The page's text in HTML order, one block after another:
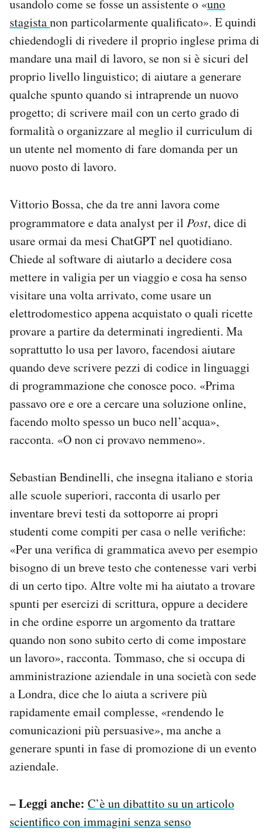
usandolo come se fosse un assistente o «uno
stagistanon particolarmente qualificato». E quindi
chiedendogli di rivedere il proprio inglese prima di
mandare una mail di lavoro, se non si è sicuri del
proprio livello linguistico; di aiutare a generare
qualche spunto quando si intraprende un nuovo
progetto; di scrivere mail con un certo grado di
formalità o organizzare al meglio il curriculum di
un utente nel momento di fare domanda per un
nuovo posto di lavoro.
Vittorio Bossa, che da tre anni lavora come
programmatore e data analyst per il Post, dice di
usare ormai da mesi ChatGPT nel quotidiano.
Chiede al software di aiutarlo a decidere cosa
mettere in valigia per un viaggio e cosa ha senso
visitare una volta arrivato, come usare un
elettrodomestico appena acquistato o quali ricette
provare a partire da determinati ingredienti. Ma
soprattutto lo usa per lavoro, facendosi aiutare
quando deve scrivere pezzi di codice in linguaggi
di programmazione che conosce poco. «Prima
passavo ore e ore a cercare una soluzione online,
facendo molto spesso un buco nell’acqua»,
racconta. «O non ci provavo nemmeno».
Sebastian Bendinelli, che insegna italiano e storia
alle scuole superiori, racconta di usarlo per
inventare brevi testi da sottoporre ai propri
studenti come compiti per casa o nelle verifiche:
«Per una verifica di grammatica avevo per esempio
bisogno di un breve testo che contenesse vari verbi
di un certo tipo. Altre volte mi ha aiutato a trovare
spunti per esercizi di scrittura, oppure a decidere
in che ordine esporre un argomento da trattare
quando non sono subito certo di come impostare
un lavoro», racconta. Tommaso, che si occupa di
amministrazione aziendale in una società con sede
a Londra, dice che lo aiuta a scrivere più
rapidamente email complesse, «rendendo le
comunicazioni più persuasive», ma anche a
generare spunti in fase di promozione di un evento
aziendale.
– Leggi anche: C’è un dibattito su un articolo
scientifico con immagini senza senso